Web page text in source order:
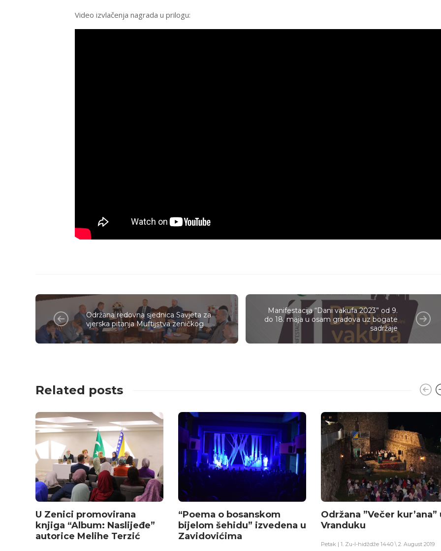
Video izvlačenja nagrada u prilogu:
Održana redovna sjednica Savjeta za
vjerska pitanja Muftijstva zeničkog
Manifestacija “Dani vakufa 2023” od 9.
do 18. maja u osam gradova uz bogate
sadržaje
Related posts
U Zenici promovirana
knjiga “Album: Naslijeđe”
autorice Melihe Terzić
“Poema o bosanskom
bijelom šehidu” izvedena u
Zavidovićima
Održana ”Večer kur’ana”
Vranduku
Petak | 1. Zu-l-hidždže 1440 \ 2. August 2019